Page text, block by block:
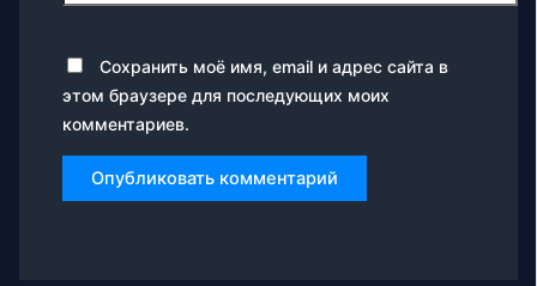
Сохранить моё имя, email и адрес сайта в
этом браузере для последующих моих
комментариев.